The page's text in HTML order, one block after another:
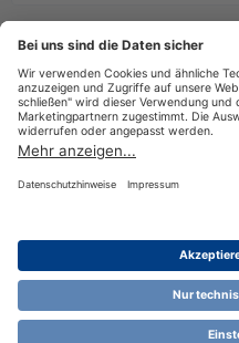
Benutzer online in
1 Besucher
Nutzungsbestimmungen